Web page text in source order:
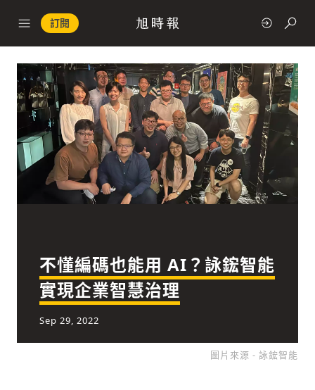
訂閱
快速連結
政治
經濟
科技
不懂編碼也能用 AI？詠鋐智能
實現企業智慧治理
Sep 29, 2022
圖片來源 - 詠鋐智能